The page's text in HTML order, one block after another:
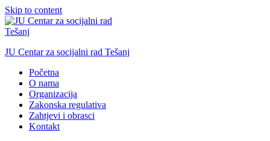
Skip to content
JU Centar za socijalni rad Tešanj
Početna
O nama
Organizacija
Zakonska regulativa
Zahtjevi i obrasci
Kontakt